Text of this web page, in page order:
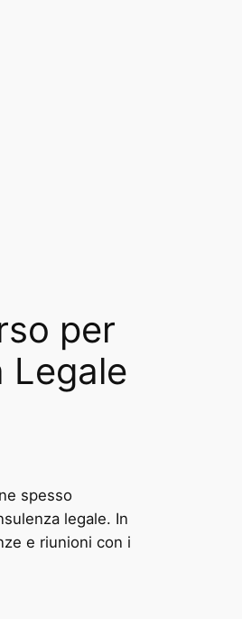
per
Legale
spesso
legale. In
e riunioni con i